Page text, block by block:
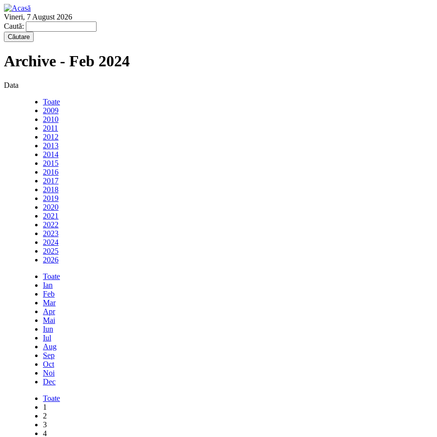
Vineri, 7 August 2026
Caută:
Archive - Feb 2024
Data
Toate
2009
2010
2011
2012
2013
2014
2015
2016
2017
2018
2019
2020
2021
2022
2023
2024
2025
2026
Toate
Ian
Feb
Mar
Apr
Mai
Iun
Iul
Aug
Sep
Oct
Noi
Dec
Toate
1
2
3
4